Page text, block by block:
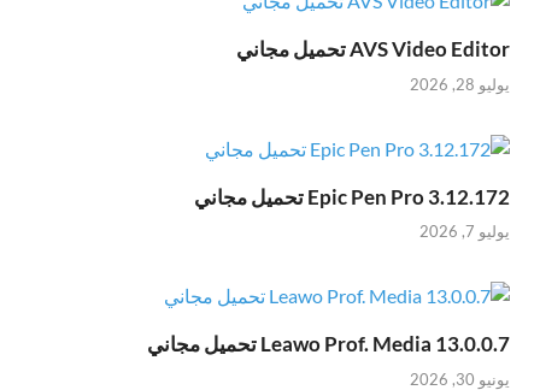
AVS Video Editor تحميل مجاني
يوليو 28, 2026
Epic Pen Pro 3.12.172 تحميل مجاني
يوليو 7, 2026
Leawo Prof. Media 13.0.0.7 تحميل مجاني
يونيو 30, 2026